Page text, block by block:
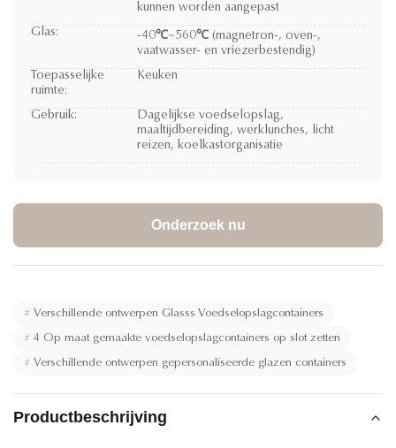
kunnen worden aangepast
Glas:
-40℃~560℃ (magnetron-, oven-,
vaatwasser- en vriezerbestendig)
Toepasselijke
ruimte:
Keuken
Gebruik:
Dagelijkse voedselopslag,
maaltijdbereiding, werklunches, licht
reizen, koelkastorganisatie
Onderzoek nu
# Verschillende ontwerpen Glasss Voedselopslagcontainers
# 4 Op maat gemaakte voedselopslagcontainers op slot zetten
# Verschillende ontwerpen gepersonaliseerde glazen containers
Productbeschrijving